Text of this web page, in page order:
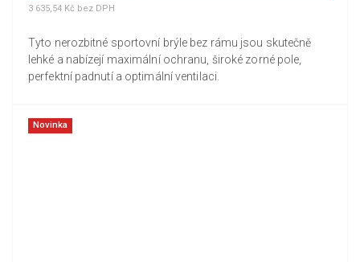
3 635,54 Kč bez DPH
Tyto nerozbitné sportovní brýle bez rámu jsou skutečně
lehké a nabízejí maximální ochranu, široké zorné pole,
perfektní padnutí a optimální ventilaci.
Novinka